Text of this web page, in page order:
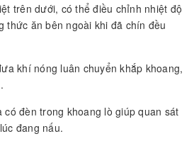
trên dưới, có thể điều chỉnh nhiệt độ
thức ăn bên ngoài khi đã chín đều
khí nóng luân chuyển khắp khoang,
đèn trong khoang lò giúp quan sát
đang nấu.